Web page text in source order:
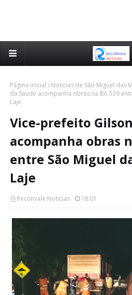
Página inicial Noticias de São Miguel das
da Saúde acompanha obras na BA 539
Laje
Vice-prefeito
acompanha obras
entre São Miguel
Laje
Reconvale Noticias 18:01